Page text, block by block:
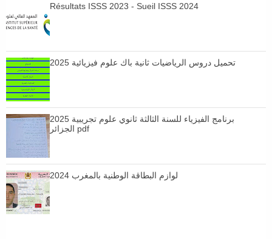
Résultats ISSS 2023 - Sueil ISSS 2024
تحميل دروس الرياضيات ثانية باك علوم فيزيائية 2025
برنامج الفيزياء للسنة الثالثة ثانوي علوم تجريبية 2025
الجزائر pdf
لوازم البطاقة الوطنية بالمغرب 2024